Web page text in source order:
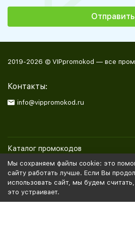
2019-2026 © VIPpromokod — все
Контакты:
info@vippromokod.ru
Каталог промокодов
Полезная информация
Политика персональных данных
Мы сохраняем файлы cookie: это
сайту работать лучше. Если Вы
использовать сайт, мы будем
это устраивает.